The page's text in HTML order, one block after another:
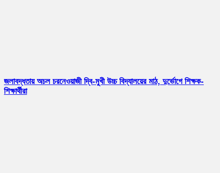
জলাবদ্ধতায় অচল চরনেওয়াজী দ্বি-মুখী উচ্চ বিদ্যালয়ের মাঠ, দুর্ভোগে শিক্ষক-
শিক্ষার্থীরা